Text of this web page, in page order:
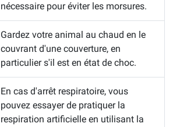
nécessaire pour éviter les morsures.
Gardez votre animal au chaud en le
couvrant d'une couverture, en
particulier s'il est en état de choc.
En cas d'arrêt respiratoire, vous
pouvez essayer de pratiquer la
respiration artificielle en utilisant la